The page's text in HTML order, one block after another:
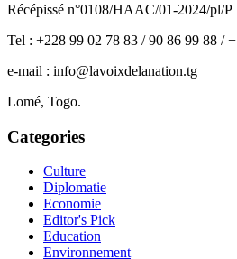
Récépissé n°0108/HAAC/01-2024/pl/P
Tel : +228 99 02 78 83 / 90 86 99 88 /
e-mail : info@lavoixdelanation.tg
Lomé, Togo.
Categories
Culture
Diplomatie
Economie
Editor's Pick
Education
Environnement